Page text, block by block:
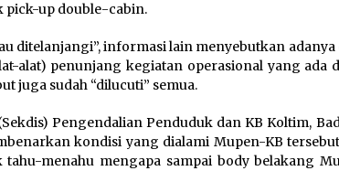
pick-up double-cabin.
ditelanjangi”, informasi lain menyebutkan
alat) penunjang kegiatan operasional yang ada
juga sudah “dilucuti” semua.
Pengendalian Penduduk dan KB Koltim,
kondisi yang dialami Mupen-KB
menahu mengapa sampai body belakang